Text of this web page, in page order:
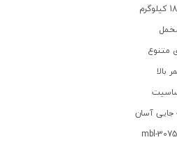
متنوع
بالا
جایی آسان